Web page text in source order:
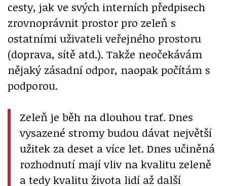
cesty, jak ve svých interních předpisech
zrovnoprávnit prostor pro zeleň s
ostatními uživateli veřejného prostoru
(doprava, sítě atd.). Takže neočekávám
nějaký zásadní odpor, naopak počítám s
podporou.
Zeleň je běh na dlouhou trať. Dnes
vysazené stromy budou dávat největší
užitek za deset a více let. Dnes učiněná
rozhodnutí mají vliv na kvalitu zeleně
a tedy kvalitu života lidí až další